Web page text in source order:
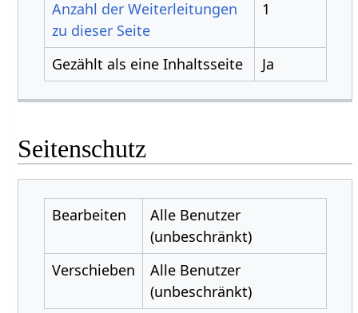
Anzahl der Weiterleitungen
zu dieser Seite
1
Gezählt als eine Inhaltsseite Ja
Seitenschutz
Bearbeiten
Alle Benutzer
(unbeschränkt)
Verschieben
Alle Benutzer
(unbeschränkt)